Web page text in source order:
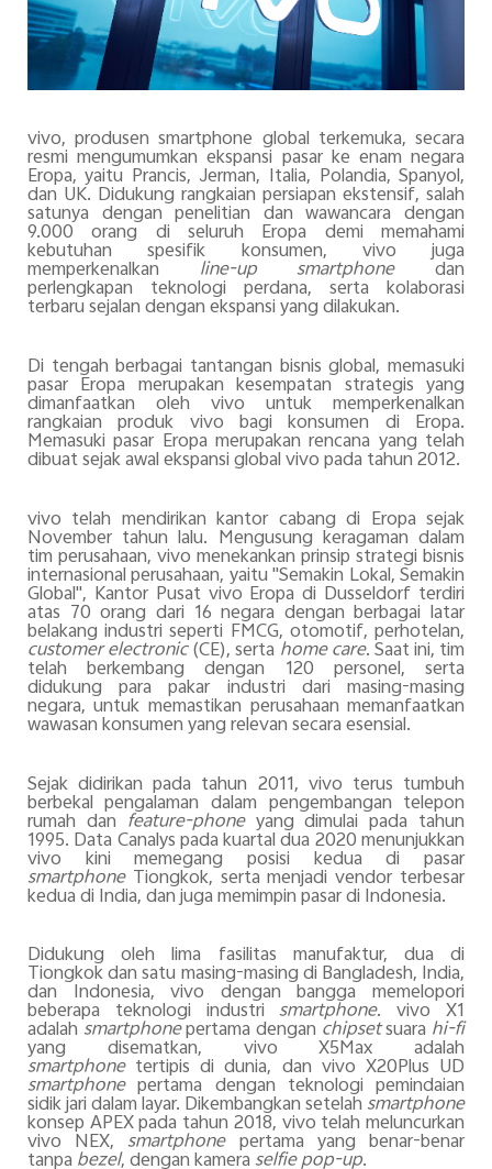
vivo, produsen smartphone global terkemuka, secara
resmi mengumumkan ekspansi pasar ke enam negara
Eropa, yaitu Prancis, Jerman, Italia, Polandia, Spanyol,
dan UK. Didukung rangkaian persiapan ekstensif, salah
satunya dengan penelitian dan wawancara dengan
9.000 orang di seluruh Eropa demi memahami
kebutuhan spesifik konsumen, vivo juga
memperkenalkan line-up smartphonedan
perlengkapan teknologi perdana, serta kolaborasi
terbaru sejalan dengan ekspansi yang dilakukan.
Di tengah berbagai tantangan bisnis global, memasuki
pasar Eropa merupakan kesempatan strategis yang
dimanfaatkan oleh vivo untuk memperkenalkan
rangkaian produk vivo bagi konsumen di Eropa.
Memasuki pasar Eropa merupakan rencana yang telah
dibuat sejak awal ekspansi global vivo pada tahun 2012.
vivo telah mendirikan kantor cabang di Eropa sejak
November tahun lalu. Mengusung keragaman dalam
tim perusahaan, vivo menekankan prinsip strategi bisnis
internasional perusahaan, yaitu "Semakin Lokal, Semakin
Global", Kantor Pusat vivo Eropa di Dusseldorf terdiri
atas 70 orang dari 16 negara dengan berbagai latar
belakang industri seperti FMCG, otomotif, perhotelan,
customer electronic(CE), serta home care. Saat ini, tim
telah berkembang dengan 120 personel, serta
didukung para pakar industri dari masing-masing
negara, untuk memastikan perusahaan memanfaatkan
wawasan konsumen yang relevan secara esensial.
Sejak didirikan pada tahun 2011, vivo terus tumbuh
berbekal pengalaman dalam pengembangan telepon
rumah dan feature-phoneyang dimulai pada tahun
1995. Data Canalys pada kuartal dua 2020 menunjukkan
vivo kini memegang posisi kedua di pasar
smartphoneTiongkok, serta menjadi vendor terbesar
kedua di India, dan juga memimpin pasar di Indonesia.
Didukung oleh lima fasilitas manufaktur, dua di
Tiongkok dan satu masing-masing di Bangladesh, India,
dan Indonesia, vivo dengan bangga memelopori
beberapa teknologi industri smartphone. vivo X1
adalah smartphonepertama dengan chipsetsuara hi-fi
yang disematkan, vivo X5Max adalah
smartphonetertipis di dunia, dan vivo X20Plus UD
smartphonepertama dengan teknologi pemindaian
sidik jari dalam layar. Dikembangkan setelah smartphone
konsep APEX pada tahun 2018, vivo telah meluncurkan
vivo NEX, smartphonepertama yang benar-benar
tanpa bezel, dengan kamera selfie pop-up.